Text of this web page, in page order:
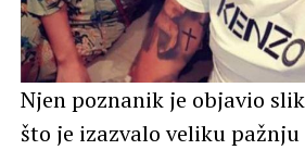
Njen poznanik je objavio
što je izazvalo veliku